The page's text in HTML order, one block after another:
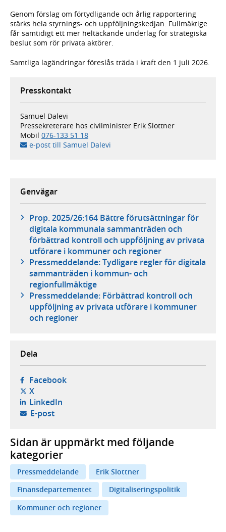
Genom förslag om förtydligande och årlig rapportering
stärks hela styrnings- och uppföljningskedjan. Fullmäktige
får samtidigt ett mer heltäckande underlag för strategiska
beslut som rör privata aktörer.
Samtliga lagändringar föreslås träda i kraft den 1 juli 2026.
Presskontakt
Samuel Dalevi
Pressekreterare hos civilminister Erik Slottner
Mobil 076-133 51 18
e-post till Samuel Dalevi
Genvägar
Prop. 2025/26:164 Bättre förutsättningar för
digitala kommunala sammanträden och
förbättrad kontroll och uppföljning av privata
utförare i kommuner och regioner
Pressmeddelande: Tydligare regler för digitala
sammanträden i kommun- och
regionfullmäktige
Pressmeddelande: Förbättrad kontroll och
uppföljning av privata utförare i kommuner
och regioner
Dela
Facebook- öppnas i ny flik, extern webbplats,
X- öppnas i ny flik, extern webbplats,
LinkedIn- öppnas i ny flik, extern webbplats,
E-post- öppnar din e-postklient,
Sidan är uppmärkt med följande
kategorier
Pressmeddelande
Erik Slottner
Finansdepartementet
Digitaliseringspolitik
Kommuner och regioner